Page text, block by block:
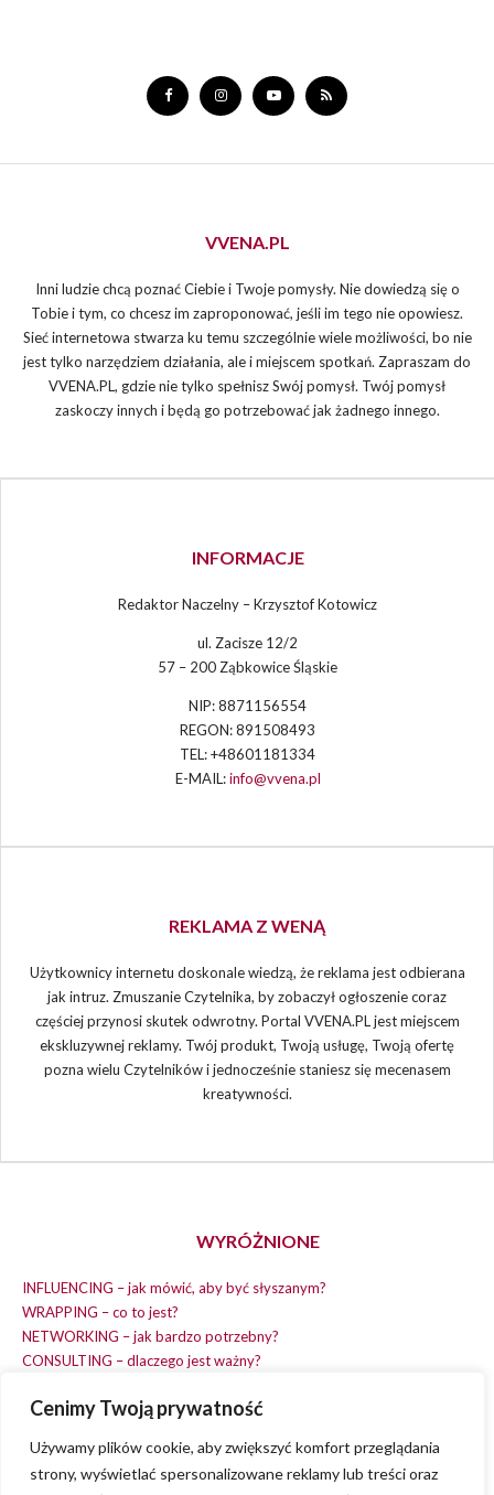
Cenimy Twoją prywatność
Używamy plików cookie, aby zwiększyć komfort przeglądania
strony, wyświetlać spersonalizowane reklamy lub treści oraz
VVENA.PL
Inni ludzie chcą poznać Ciebie i Twoje pomysły. Nie dowiedzą się o
Tobie i tym, co chcesz im zaproponować, jeśli im tego nie opowiesz.
Sieć internetowa stwarza ku temu szczególnie wiele możliwości, bo nie
jest tylko narzędziem działania, ale i miejscem spotkań. Zapraszam do
VVENA.PL, gdzie nie tylko spełnisz Swój pomysł. Twój pomysł
zaskoczy innych i będą go potrzebować jak żadnego innego.
INFORMACJE
Redaktor Naczelny – Krzysztof Kotowicz
ul. Zacisze 12/2
57 – 200 Ząbkowice Śląskie
NIP: 8871156554
REGON: 891508493
TEL: +48601181334
E-MAIL:info@vvena.pl
REKLAMA Z WENĄ
Użytkownicy internetu doskonale wiedzą, że reklama jest odbierana
jak intruz. Zmuszanie Czytelnika, by zobaczył ogłoszenie coraz
częściej przynosi skutek odwrotny. Portal VVENA.PL jest miejscem
ekskluzywnej reklamy. Twój produkt, Twoją usługę, Twoją ofertę
pozna wielu Czytelników i jednocześnie staniesz się mecenasem
kreatywności.
WYRÓŻNIONE
INFLUENCING – jak mówić, aby być słyszanym?
WRAPPING – co to jest?
NETWORKING – jak bardzo potrzebny?
CONSULTING – dlaczego jest ważny?
EARNING – jak zarobić na dobrym pomyśle?